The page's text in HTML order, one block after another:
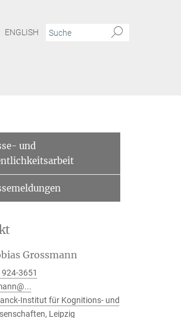
ENGLISH
und
Grossmann
3651
Institut für Kognitions- und
Leipzig